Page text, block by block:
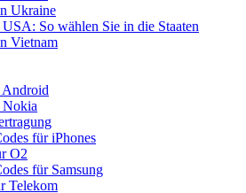
Ukraine
So wählen Sie in die Staaten
Vietnam
Android
Nokia
für iPhones
O2
für Samsung
Telekom